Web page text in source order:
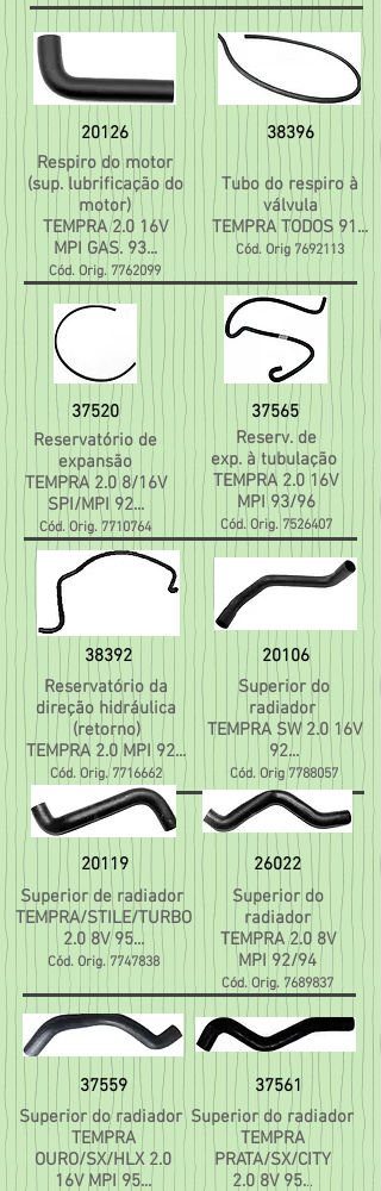
20126
Respiro do motor
(sup. lubrificação do
motor)
TEMPRA 2.0 16V
MPI GAS. 93...
Cód. Orig. 7762099
38396
Tubo do respiro à
válvula
TEMPRA TODOS 91...
Cód. Orig 7692113
37520
Reservatório de
expansão
TEMPRA 2.0 8/16V
SPI/MPI 92...
Cód. Orig. 7710764
37565
Reserv. de
exp. à tubulação
TEMPRA 2.0 16V
MPI 93/96
Cód. Orig. 7526407
38392
Reservatório da
direção hidráulica
(retorno)
TEMPRA 2.0 MPI 92...
Cód. Orig. 7716662
20106
Superior do
radiador
TEMPRA SW 2.0 16V
92...
Cód. Orig7788057
20119
Superior de radiador
TEMPRA/STILE/TURBO
2.0 8V 95...
Cód. Orig. 7747838
26022
Superior do
radiador
TEMPRA 2.0 8V
MPI 92/94
Cód. Orig. 7689837
37559
37561
Superior do radiador
TEMPRA
OURO/SX/HLX 2.0
16V MPI 95...
Superior do radiador
TEMPRA
PRATA/SX/CITY
2.0 8V 95...